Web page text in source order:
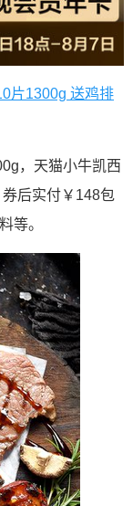
片1300g 送鸡排
，天猫小牛凯西
后实付￥148包
等。